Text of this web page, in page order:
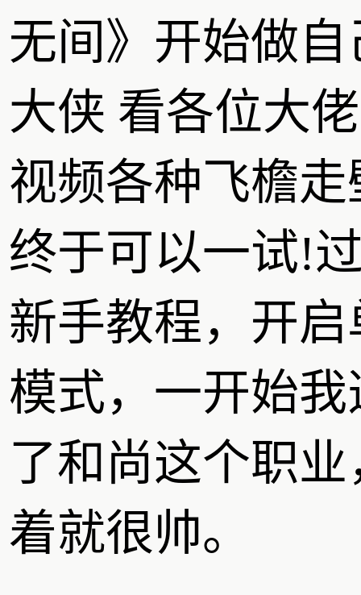
无间》开始做自
大侠 看各位大
视频各种飞檐走
终于可以一试!
新手教程，开启
模式，一开始我
了和尚这个职业
着就很帅。